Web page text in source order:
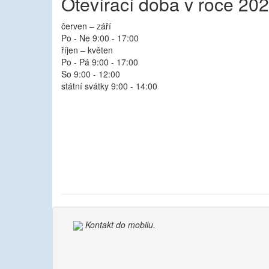
červen – září
Po - Ne 9:00 - 17:00
říjen – květen
Po - Pá 9:00 - 17:00
So 9:00 - 12:00
státní svátky 9:00 - 14:00
Kontakt do mobilu.